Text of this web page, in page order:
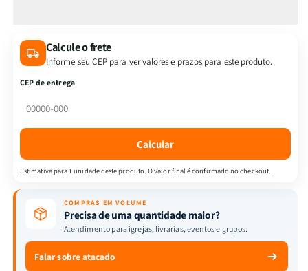
Caçador
de
Histórias
Eduardo
Caçador
de
Calcule o frete
Informe seu CEP para ver valores e prazos para este produto.
CEP de entrega
Calcular
Estimativa para 1 unidade deste produto. O valor final é confirmado no checkout.
COMPRAS EM VOLUME
Precisa de uma quantidade maior?
Atendimento para igrejas, livrarias, eventos e grupos.
Falar sobre atacado